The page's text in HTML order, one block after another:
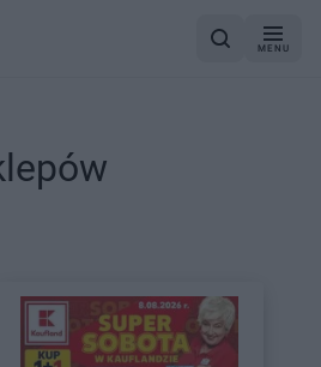
MENU